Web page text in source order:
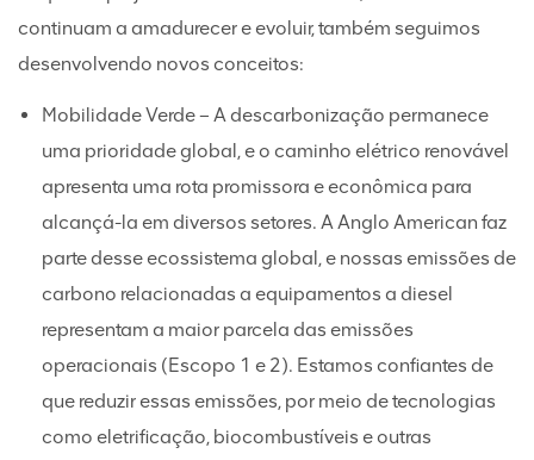
continuam a amadurecer e evoluir, também seguimos
desenvolvendo novos conceitos:
Mobilidade Verde – A descarbonização permanece
uma prioridade global, e o caminho elétrico renovável
apresenta uma rota promissora e econômica para
alcançá-la em diversos setores. A Anglo American faz
parte desse ecossistema global, e nossas emissões de
carbono relacionadas a equipamentos a diesel
representam a maior parcela das emissões
operacionais (Escopo 1 e 2). Estamos confiantes de
que reduzir essas emissões, por meio de tecnologias
como eletrificação, biocombustíveis e outras